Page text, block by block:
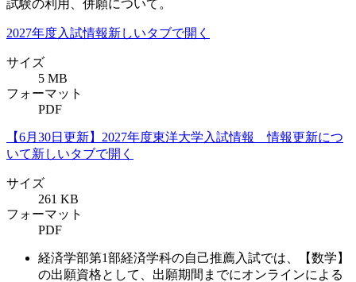
試験の利用、併願について。
2027年度入試情報新しいタブで開く
サイズ
5 MB
フォーマット
PDF
【6月30日更新】2027年度東洋大学入試情報 情報更新につ
いて新しいタブで開く
サイズ
261 KB
フォーマット
PDF
経済学部第1部経済学科の自己推薦入試では、【数学】
の出願資格として、出願期間までにオンラインによる